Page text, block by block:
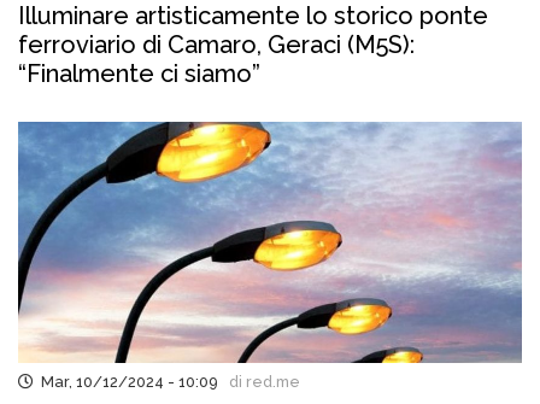
Illuminare artisticamente lo storico ponte
ferroviario di Camaro, Geraci (M5S):
“Finalmente ci siamo”
Mar, 10/12/2024 - 10:09 di red.me